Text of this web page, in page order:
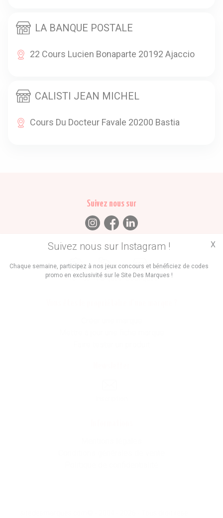
LA BANQUE POSTALE
22 Cours Lucien Bonaparte 20192 Ajaccio
CALISTI JEAN MICHEL
Cours Du Docteur Favale 20200 Bastia
Suivez nous sur Instagram !
Chaque semaine, participez à nos jeux concours et bénéficiez de codes
promo en exclusivité sur le Site Des Marques !
X
Suivez nous sur
Trouvez des
Promos Marques Boutiques